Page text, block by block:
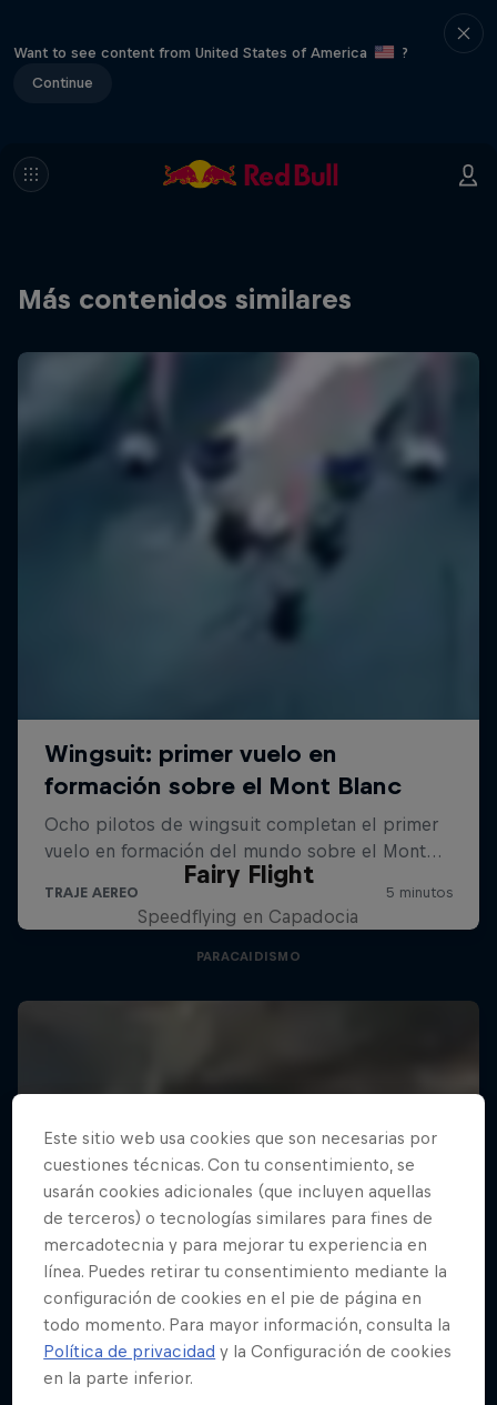
Want to see content from United States of America
?
Continue
Más contenidos similares
Fairy Flight
Speedflying en Capadocia
PARACAIDISMO
Este sitio web usa cookies que son necesarias por
cuestiones técnicas. Con tu consentimiento, se
usarán cookies adicionales (que incluyen aquellas
de terceros) o tecnologías similares para fines de
mercadotecnia y para mejorar tu experiencia en
línea. Puedes retirar tu consentimiento mediante la
configuración de cookies en el pie de página en
todo momento. Para mayor información, consulta la
Política de privacidad y la Configuración de cookies
en la parte inferior.